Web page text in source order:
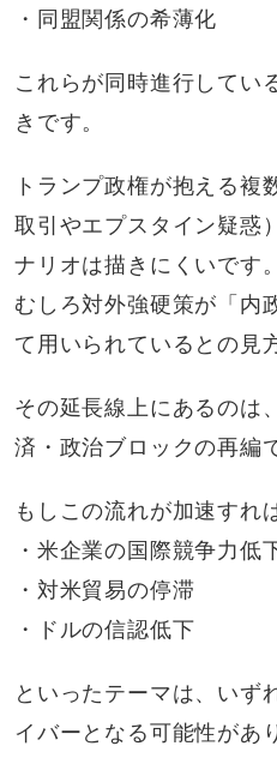
・同盟関係の希薄化
これらが同時進行してい
きです。
トランプ政権が抱える複
取引やエプスタイン疑惑
ナリオは描きにくいです。
むしろ対外強硬策が「内
て用いられているとの見
その延長線上にあるのは
済・政治ブロックの再編
もしこの流れが加速すれ
・米企業の国際競争力低
・対米貿易の停滞
・ドルの信認低下
といったテーマは、いず
イバーとなる可能性があ